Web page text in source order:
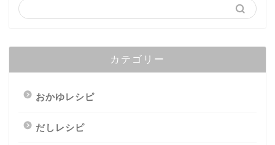
カテゴリー
おかゆレシピ
だしレシピ